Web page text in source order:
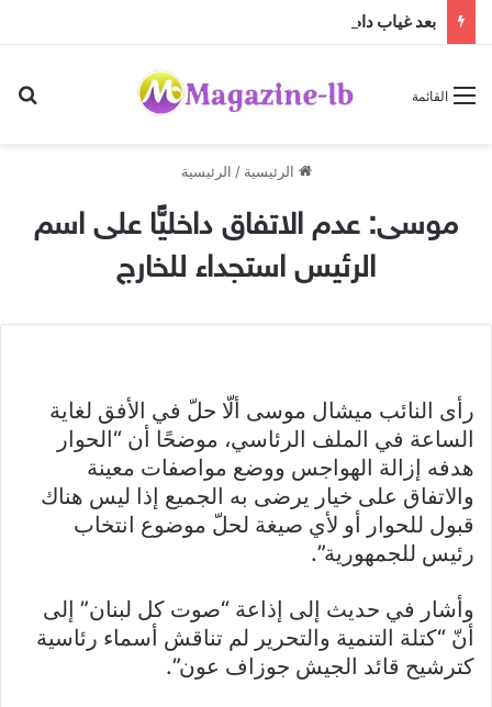
القائمة
الرئيسية / الرئيسية
موسى: عدم الاتفاق داخليًّا على اسم
الرئيس استجداء للخارج
رأى النائب ميشال موسى ألّا حلّ في الأفق لغاية
الساعة في الملف الرئاسي، موضحًا أن “الحوار
هدفه إزالة الهواجس ووضع مواصفات معينة
والاتفاق على خيار يرضى به الجميع إذا ليس هناك
قبول للحوار أو لأي صيغة لحلّ موضوع انتخاب
رئيس للجمهورية”.
وأشار في حديث إلى إذاعة “صوت كل لبنان” إلى
أنّ “كتلة التنمية والتحرير لم تناقش أسماء رئاسية
كترشيح قائد الجيش جوزاف عون”.